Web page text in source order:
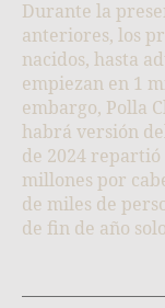
Durante la
anteriores, los
nacidos, hasta
empiezan en 1
embargo, Polla
habrá versión
de 2024 repartió
millones por
de miles de
de fin de año